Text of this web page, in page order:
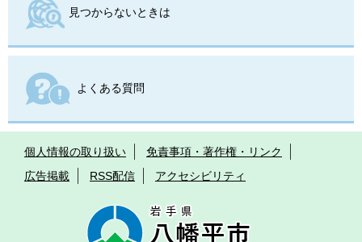
見つからないときは
よくある質問
個人情報の取り扱い
免責事項・著作権・リンク
広告掲載
RSS配信 アクセシビリティ